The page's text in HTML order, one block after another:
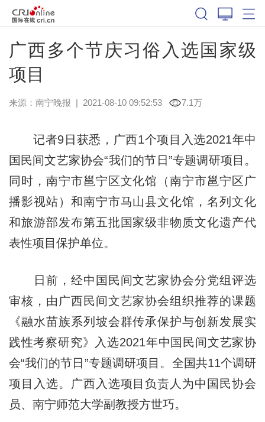
广西多个节庆习俗入选国家级
项目
来源： 南宁晚报 | 2021-08-10 09:52:53 7.1万
记者9日获悉，广西1个项目入选2021年中
国民间文艺家协会“我们的节日”专题调研项目。
同时，南宁市邕宁区文化馆（南宁市邕宁区广
播影视站）和南宁市马山县文化馆，名列文化
和旅游部发布第五批国家级非物质文化遗产代
表性项目保护单位。
日前，经中国民间文艺家协会分党组评选
审核，由广西民间文艺家协会组织推荐的课题
《融水苗族系列坡会群传承保护与创新发展实
践性考察研究》入选2021年中国民间文艺家协
会“我们的节日”专题调研项目。全国共11个调研
项目入选。广西入选项目负责人为中国民协会
员、南宁师范大学副教授方世巧。